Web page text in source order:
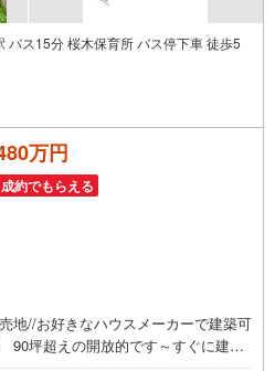
バス15分 桜木保育所 バス停下車 徒歩5
万円
成約でもらえる
地//お好きなハウスメーカーで建築可
坪超えの開放的です～すぐに建築